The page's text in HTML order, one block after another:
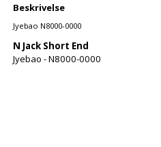
Beskrivelse
Jyebao N8000-0000
N Jack Short End
Jyebao - N8000-0000